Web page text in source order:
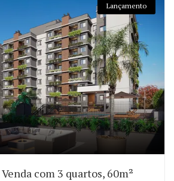
Lançamento
com 3 quartos, 60m²